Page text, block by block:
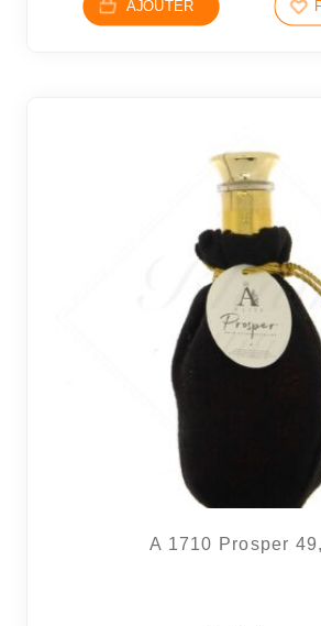
AJOUTER
A 1710 Prosper